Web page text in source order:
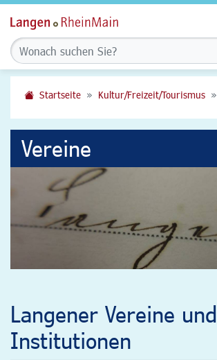
Startseite Kultur/Freizeit/Tourismus
Vereine
Langener Vereine und
Institutionen